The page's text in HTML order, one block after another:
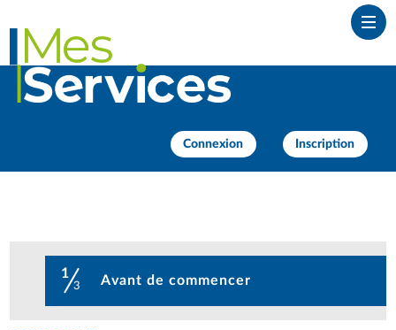
Connexion Inscription
1
3 Avant de commencer